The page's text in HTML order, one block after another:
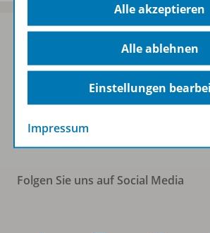
Sofort profitieren
Folgen Sie uns auf Social Media
Alle akzeptieren
Alle ablehnen
Einstellungen
Impressum